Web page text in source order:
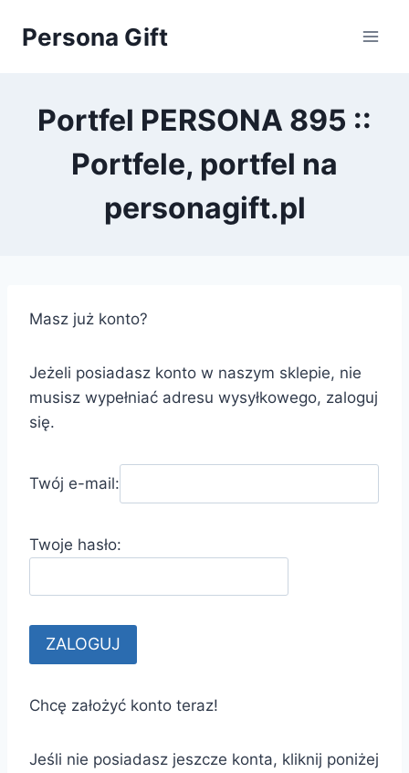
Persona Gift
Portfel PERSONA 895 ::
Portfele, portfel na
personagift.pl
Masz już konto?
Jeżeli posiadasz konto w naszym sklepie, nie
musisz wypełniać adresu wysyłkowego, zaloguj
się.
Twój e-mail:
Twoje hasło:
Chcę założyć konto teraz!
Jeśli nie posiadasz jeszcze konta, kliknij poniżej